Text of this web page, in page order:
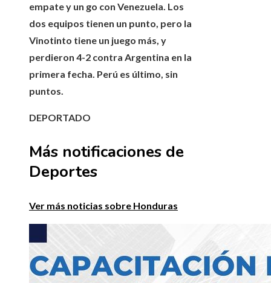
empate y un go con Venezuela. Los
dos equipos tienen un punto, pero la
Vinotinto tiene un juego más, y
perdieron 4-2 contra Argentina en la
primera fecha. Perú es último, sin
puntos.
DEPORTADO
Más notificaciones de
Deportes
Ver más noticias sobre Honduras